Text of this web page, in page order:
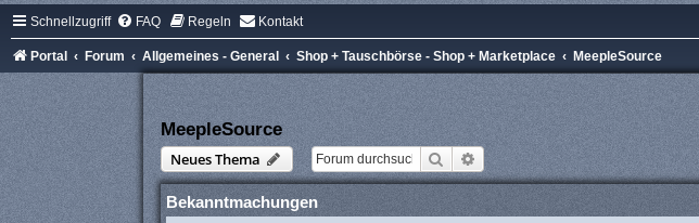
Schnellzugriff FAQ Regeln Kontakt
Portal Forum Allgemeines - General Shop + Tauschbörse - Shop + Marketplace MeepleSource
MeepleSource
Neues Thema
Suche Erweiterte Suche
Bekanntmachungen